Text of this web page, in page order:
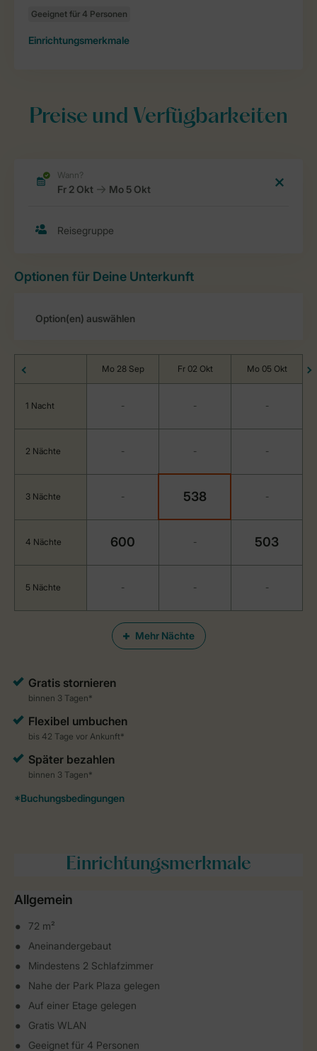
Einrichtungsmerkmale
Preise und Verfügbarkeiten
Optionen für Deine Unterkunft
Mehr Nächte
Mo 28 Sep Fr 02 Okt Mo 05 Okt
1 Nacht - - -
2 Nächte - - -
3 Nächte - 538 -
4 Nächte 600 - 503
5 Nächte - - -
Einrichtungsmerkmale
Allgemein
72 m²
Aneinandergebaut
Mindestens 2 Schlafzimmer
Nahe der Park Plaza gelegen
Auf einer Etage gelegen
Gratis WLAN
Geeignet für 4 Personen